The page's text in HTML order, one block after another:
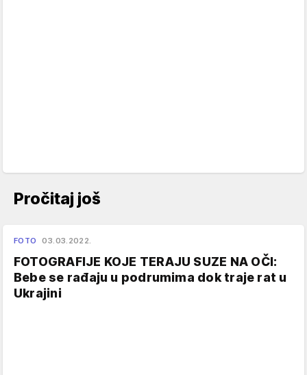
Pročitaj još
FOTO 03.03.2022.
FOTOGRAFIJE KOJE TERAJU SUZE NA OČI:
Bebe se rađaju u podrumima dok traje rat u
Ukrajini